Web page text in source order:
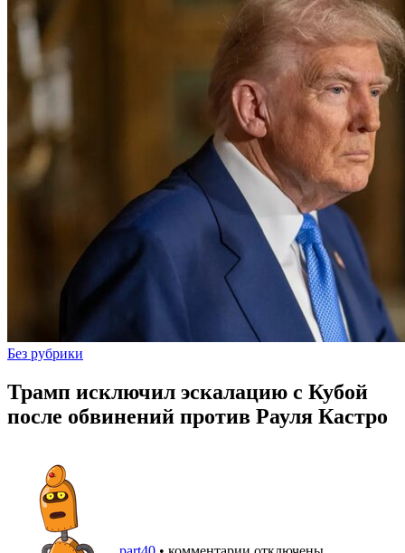
Без рубрики
Трамп исключил эскалацию с Кубой
после обвинений против Рауля Кастро